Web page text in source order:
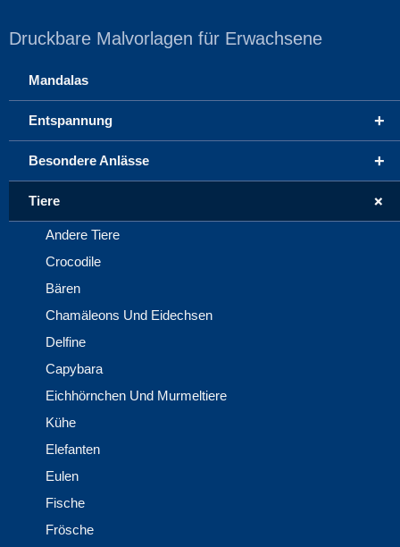
Druckbare Malvorlagen für Erwachsene
Mandalas
+
Entspannung
+
Besondere Anlässe
+
Tiere
Andere Tiere
Crocodile
Bären
Chamäleons Und Eidechsen
Delfine
Capybara
Eichhörnchen Und Murmeltiere
Kühe
Elefanten
Eulen
Fische
Frösche